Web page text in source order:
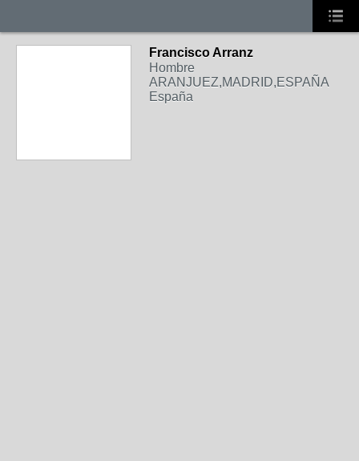
Francisco Arranz
Hombre
ARANJUEZ,MADRID,ESPAÑA
España